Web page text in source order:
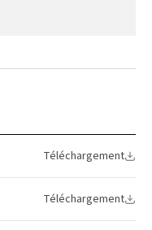
Téléchargement
Téléchargement